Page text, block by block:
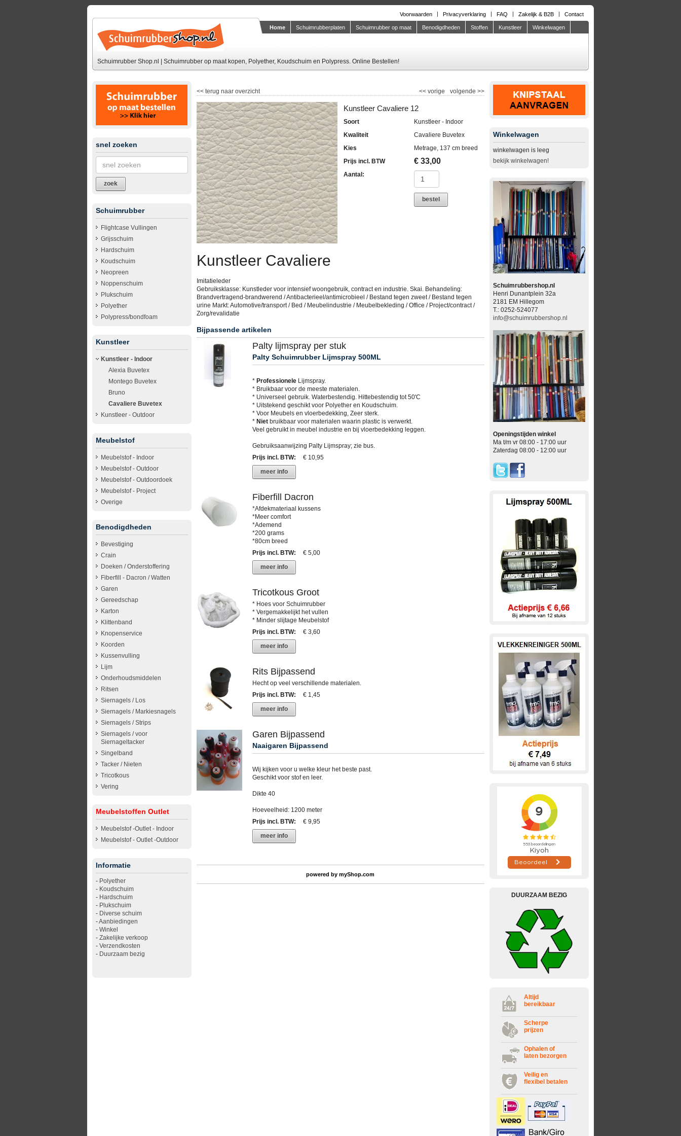
Voorwaarden Privacyverklaring FAQ Zakelijk & B2B Contact
Schuimrubber Shop.nl | Schuimrubber op maat kopen, Polyether, Koudschuim en Polypress. Online Bestellen!
Home Schuimrubberplaten Schuimrubber op maat Benodigdheden Stoffen Kunstleer Winkelwagen
snel zoeken
zoek
Schuimrubber
Flightcase Vullingen
Grijsschuim
Hardschuim
Koudschuim
Neopreen
Noppenschuim
Plukschuim
Polyether
Polypress/bondfoam
Kunstleer
Kunstleer - Indoor
Alexia Buvetex
Montego Buvetex
Bruno
Cavaliere Buvetex
Kunstleer - Outdoor
Meubelstof
Meubelstof - Indoor
Meubelstof - Outdoor
Meubelstof - Outdoordoek
Meubelstof - Project
Overige
Benodigdheden
Bevestiging
Crain
Doeken / Onderstoffering
Fiberfill - Dacron / Watten
Garen
Gereedschap
Karton
Klittenband
Knopenservice
Koorden
Kussenvulling
Lijm
Onderhoudsmiddelen
Ritsen
Siernagels / Los
Siernagels / Markiesnagels
Siernagels / Strips
Siernagels / voor
Siernageltacker
Singelband
Tacker / Nieten
Tricotkous
Vering
Meubelstoffen Outlet
Meubelstof -Outlet - Indoor
Meubelstof - Outlet -Outdoor
Informatie
- Polyether
- Koudschuim
- Hardschuim
- Plukschuim
- Diverse schuim
-Aanbiedingen
- Winkel
- Zakelijke verkoop
- Verzendkosten
- Duurzaam bezig
<< terug naar overzicht volgende >>
<<vorige
Kunstleer Cavaliere 12
Soort
Kunstleer - Indoor
Kwaliteit
Cavaliere Buvetex
Kies
Metrage, 137 cm breed
Prijs incl. BTW
€ 33,00
Aantal:
bestel
Kunstleer Cavaliere
Imitatieleder
Gebruiksklasse: Kunstleder voor intensief woongebruik, contract en industrie. Skai. Behandeling:
Brandvertragend-brandwerend / Antibacterieel/antimicrobieel / Bestand tegen zweet / Bestand tegen
urine Markt: Automotive/transport / Bed / Meubelindustrie / Meubelbekleding / Office / Project/contract /
Zorg/revalidatie
Bijpassende artikelen
Palty lijmspray per stuk
Palty Schuimrubber Lijmspray 500ML
* ProfessioneleLijmspray.
* Bruikbaar voor de meeste materialen.
* Universeel gebruik. Waterbestendig. Hittebestendig tot 50'C
* Uitstekend geschikt voor Polyether en Koudschuim.
* Voor Meubels en vloerbedekking, Zeer sterk.
* Nietbruikbaar voor materialen waarin plastic is verwerkt.
Veel gebruikt in meubel industrie en bij vloerbedekking leggen.
Gebruiksaanwijzing Palty Lijmspray; zie bus.
Prijs incl. BTW:
€ 10,95
meer info
Fiberfill Dacron
*Afdekmateriaal kussens
*Meer comfort
*Ademend
*200 grams
*80cm breed
Prijs incl. BTW:
€ 5,00
meer info
Tricotkous Groot
* Hoes voor Schuimrubber
* Vergemakkelijkt het vullen
* Minder slijtage Meubelstof
Prijs incl. BTW:
€ 3,60
meer info
Rits Bijpassend
Hecht op veel verschillende materialen.
Prijs incl. BTW:
€ 1,45
meer info
Garen Bijpassend
Naaigaren Bijpassend
Wij kijken voor u welke kleur het beste past.
Geschikt voor stof en leer.
Dikte 40
Hoeveelheid: 1200 meter
Prijs incl. BTW:
€ 9,95
meer info
powered bymyShop.com
Winkelwagen
winkelwagen is leeg
bekijk winkelwagen!
Schuimrubbershop.nl
Henri Dunantplein 32a
2181 EM Hillegom
T.: 0252-524077
info@schuimrubbershop.nl
Openingstijden winkel
Ma t/m vr 08:00 - 17:00 uur
Zaterdag 08:00 - 12:00 uur
DUURZAAM BEZIG
Altijd
bereikbaar
Scherpe
prijzen
Ophalen of
laten bezorgen
Veilig en
flexibel betalen